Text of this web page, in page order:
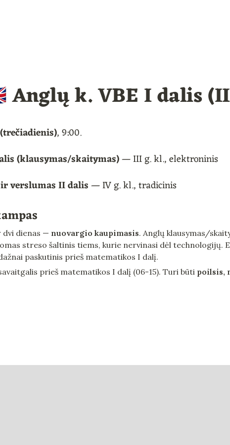
Anglų k. VBE I dalis
, 9:00.
(klausymas/skaitymas) — III g. kl., elektroninis
verslumas II dalis — IV g. kl., tradicinis
dvi dienas — nuovargio kaupimasis. Anglų klausymas/
streso šaltinis tiems, kurie nervinasi dėl technologijų.
paskutinis prieš matematikos I dalį.
prieš matematikos I dalį (06-15). Turi būti poilsis,